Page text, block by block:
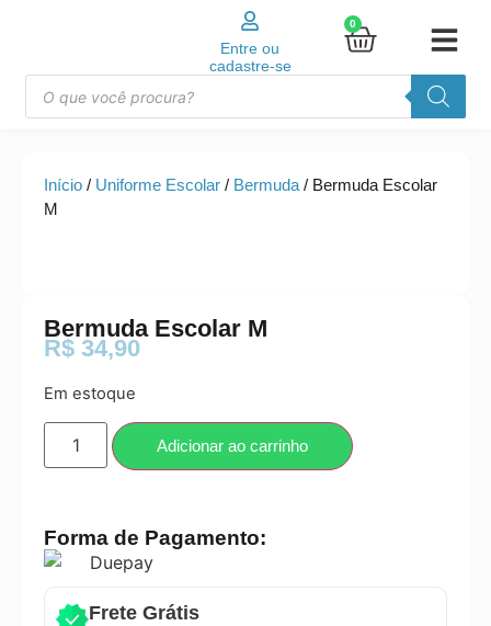
Entre ou
cadastre-se
0
Início / Uniforme Escolar / Bermuda / Bermuda Escolar
M
Bermuda Escolar M
R$ 34,90
Em estoque
Adicionar ao carrinho
Forma de Pagamento:
Frete Grátis